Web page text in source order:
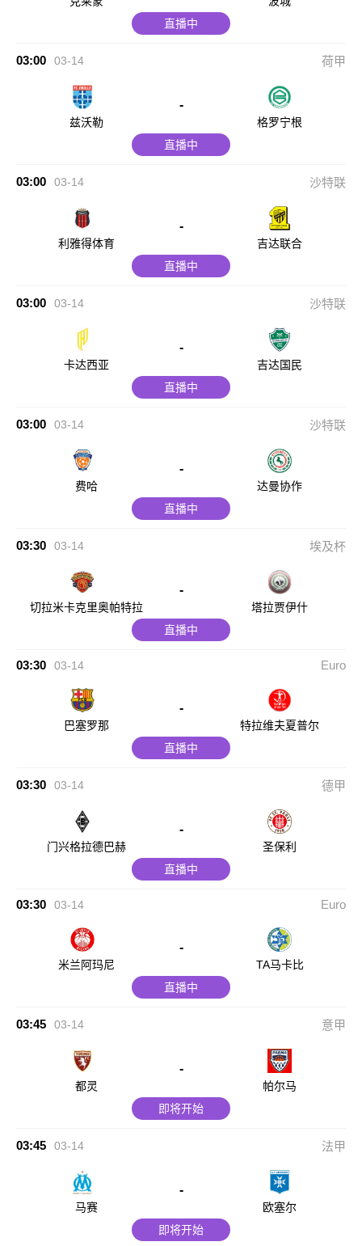
直播中
03:00 03-14 荷甲
兹沃勒
-
格罗宁根
直播中
03:00 03-14 沙特联
利雅得体育
-
吉达联合
直播中
03:00 03-14 沙特联
卡达西亚
-
吉达国民
直播中
03:00 03-14 沙特联
费哈
-
达曼协作
直播中
03:30 03-14 埃及杯
切拉米卡克里奥帕特拉
-
塔拉贾伊什
直播中
03:30 03-14 Euro
巴塞罗那
-
特拉维夫夏普尔
直播中
03:30 03-14 德甲
门兴格拉德巴赫
-
圣保利
直播中
03:30 03-14 Euro
米兰阿玛尼
-
TA马卡比
直播中
03:45 03-14 意甲
都灵
-
帕尔马
即将开始
03:45 03-14 法甲
马赛
-
欧塞尔
即将开始